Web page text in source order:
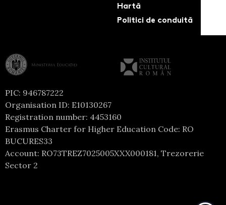
Hartă
Politici de conduită
PIC: 946787222
Organisation ID: E10130267
Registration number: 4453160
Erasmus Charter for Higher Education Code: RO
BUCURES33
Account: RO73TREZ7025005XXX000181, Trezorerie
Sector 2